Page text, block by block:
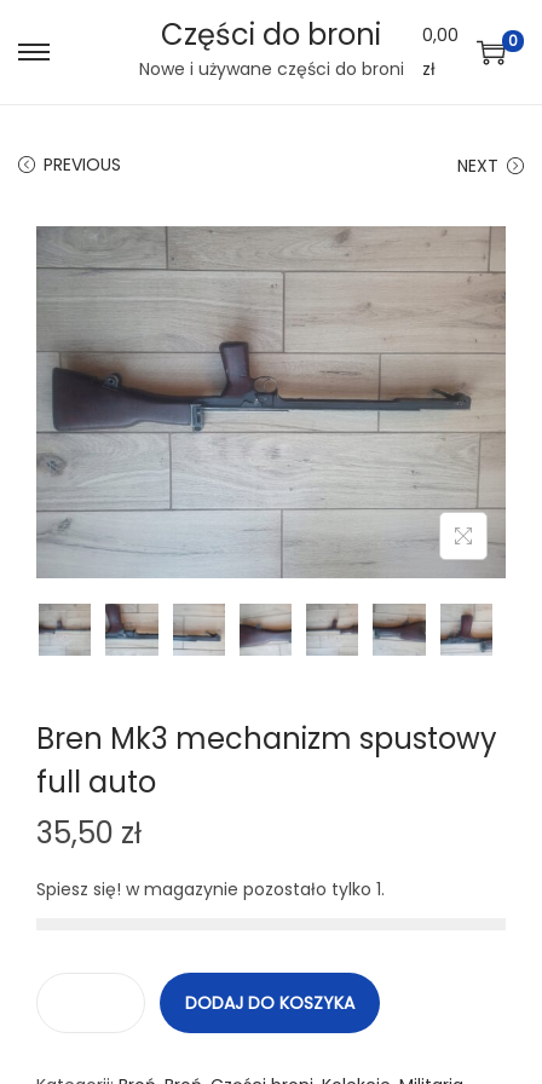
S
o
n
a
v
i
g
a
t
i
n
S
o
c
o
n
t
e
n
t
Części do broni
Nowe i używane części do broni
0,00
zł
0
PREVIOUS NEXT
Bren Mk3 mechanizm spustowy
full auto
35,50 zł
Spiesz się! w magazynie pozostało tylko 1.
DODAJ DO KOSZYKA